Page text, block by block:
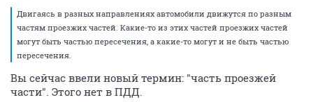
Двигаясь в разных направлениях автомобили движутся по разным
частям проезжих частей. Какие-то из этих частей проезжих частей
могут быть частью пересечения, а какие-то могут и не быть частью
пересечения.
Вы сейчас ввели новый термин: "часть проезжей
части". Этого нет в ПДД.